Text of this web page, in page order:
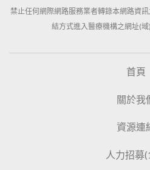
禁止任何網際網路服務業者轉錄本網路資
結方式進入醫療機構之網址(
首頁
關於我
資源連
人力招募